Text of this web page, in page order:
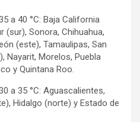
a 40 °C: Baja California
(sur), Sonora, Chihuahua,
(este), Tamaulipas, San
Nayarit, Morelos, Puebla
y Quintana Roo.
a 35 °C: Aguascalientes,
Hidalgo (norte) y Estado de